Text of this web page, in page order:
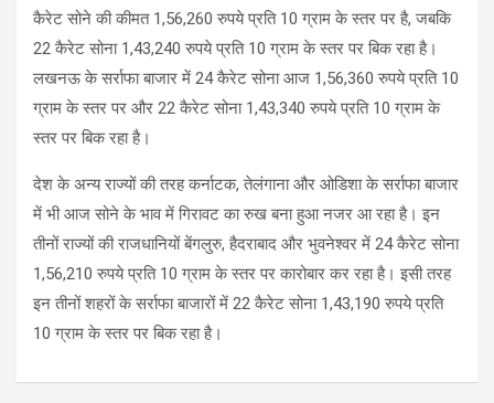
कैरेट सोने की कीमत 1,56,260 रुपये प्रति 10 ग्राम के स्तर पर है, जबकि
22 कैरेट सोना 1,43,240 रुपये प्रति 10 ग्राम के स्तर पर बिक रहा है।
लखनऊ के सर्राफा बाजार में 24 कैरेट सोना आज 1,56,360 रुपये प्रति 10
ग्राम के स्तर पर और 22 कैरेट सोना 1,43,340 रुपये प्रति 10 ग्राम के
स्तर पर बिक रहा है।
देश के अन्य राज्यों की तरह कर्नाटक, तेलंगाना और ओडिशा के सर्राफा बाजार
में भी आज सोने के भाव में गिरावट का रुख बना हुआ नजर आ रहा है। इन
तीनों राज्यों की राजधानियों बेंगलुरु, हैदराबाद और भुवनेश्वर में 24 कैरेट सोना
1,56,210 रुपये प्रति 10 ग्राम के स्तर पर कारोबार कर रहा है। इसी तरह
इन तीनों शहरों के सर्राफा बाजारों में 22 कैरेट सोना 1,43,190 रुपये प्रति
10 ग्राम के स्तर पर बिक रहा है।